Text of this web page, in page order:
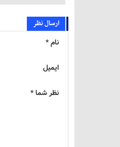
ارسال نظر
نام *
ایمیل
نظر شما *